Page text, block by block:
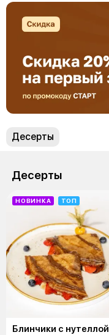
Десерты
Десерты
НОВИНКА ТОП
Блинчики с нутеллой